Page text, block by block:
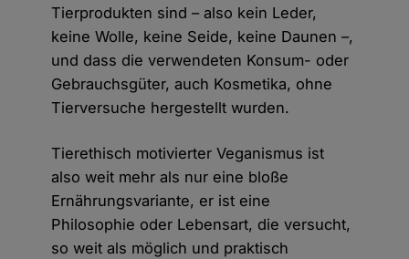
Tierprodukten sind – also kein Leder,
keine Wolle, keine Seide, keine Daunen –,
und dass die verwendeten Konsum- oder
Gebrauchsgüter, auch Kosmetika, ohne
Tierversuche hergestellt wurden.
Tierethisch motivierter Veganismus ist
also weit mehr als nur eine bloße
Ernährungsvariante, er ist eine
Philosophie oder Lebensart, die versucht,
so weit als möglich und praktisch